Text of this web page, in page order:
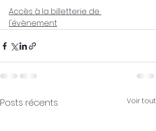
Accès à la billetterie de
l'évènement
Posts récents Voir tout